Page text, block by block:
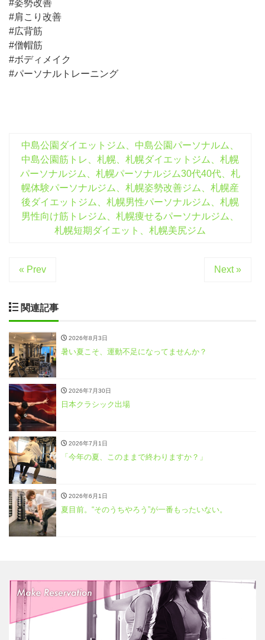
#姿勢改善
#肩こり改善
#広背筋
#僧帽筋
#ボディメイク
#パーソナルトレーニング
中島公園ダイエットジム、中島公園パーソナルム、
中島公園筋トレ、札幌、札幌ダイエットジム、札幌
パーソナルジム、札幌パーソナルジム30代40代、札
幌体験パーソナルジム、札幌姿勢改善ジム、札幌産
後ダイエットジム、札幌男性パーソナルジム、札幌
男性向け筋トレジム、札幌痩せるパーソナルジム、
札幌短期ダイエット、札幌美尻ジム
« Prev Next »
関連記事
2026年8月3日
暑い夏こそ、運動不足になってませんか？
2026年7月30日
日本クラシック出場
2026年7月1日
「今年の夏、このままで終わりますか？」
2026年6月1日
夏目前。“そのうちやろう”が一番もったいない。